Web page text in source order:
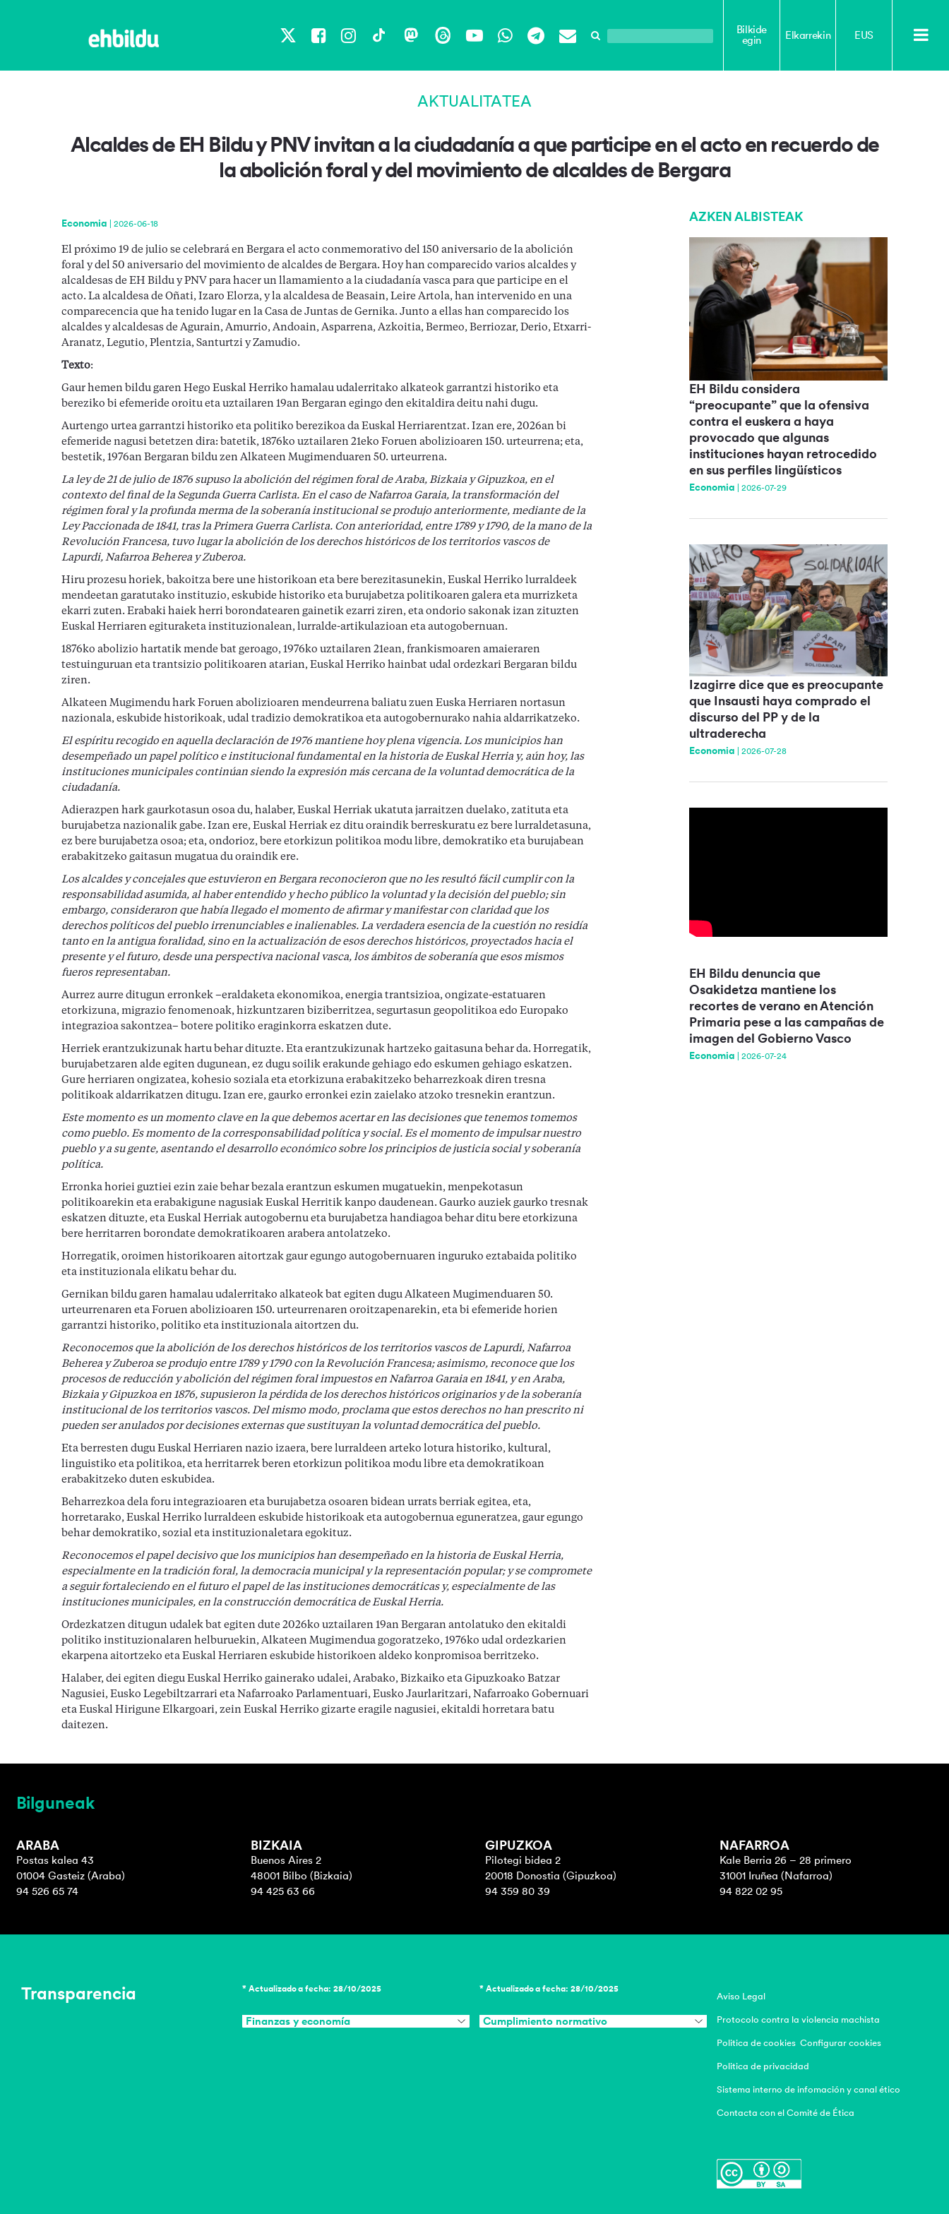
X Facebook
Instagram
TikTokMastodon
ThreadsYouTubeWhatsApp
Telegram
Email
Bilkide
egin
Elkarrekin EUS
AKTUALITATEA
Alcaldes de EH Bildu y PNV invitan a la ciudadanía a que participe en el acto en recuerdo de
la abolición foral y del movimiento de alcaldes de Bergara
Economia 2026-06-18
El próximo 19 de julio se celebrará en Bergara el acto conmemorativo del 150 aniversario de la abolición
foral y del 50 aniversario del movimiento de alcaldes de Bergara. Hoy han comparecido varios alcaldes y
alcaldesas de EH Bildu y PNV para hacer un llamamiento a la ciudadanía vasca para que participe en el
acto. La alcaldesa de Oñati, Izaro Elorza, y la alcaldesa de Beasain, Leire Artola, han intervenido en una
comparecencia que ha tenido lugar en la Casa de Juntas de Gernika. Junto a ellas han comparecido los
alcaldes y alcaldesas de Agurain, Amurrio, Andoain, Asparrena, Azkoitia, Bermeo, Berriozar, Derio, Etxarri-
Aranatz, Legutio, Plentzia, Santurtzi y Zamudio.
Texto:
Gaur hemen bildu garen Hego Euskal Herriko hamalau udalerritako alkateok garrantzi historiko eta
bereziko bi efemeride oroitu eta uztailaren 19an Bergaran egingo den ekitaldira deitu nahi dugu.
Aurtengo urtea garrantzi historiko eta politiko berezikoa da Euskal Herriarentzat. Izan ere, 2026an bi
efemeride nagusi betetzen dira: batetik, 1876ko uztailaren 21eko Foruen abolizioaren 150. urteurrena; eta,
bestetik, 1976an Bergaran bildu zen Alkateen Mugimenduaren 50. urteurrena.
La ley de 21 de julio de 1876 supuso la abolición del régimen foral de Araba, Bizkaia y Gipuzkoa, en el
contexto del final de la Segunda Guerra Carlista. En el caso de Nafarroa Garaia, la transformación del
régimen foral y la profunda merma de la soberanía institucional se produjo anteriormente, mediante de la
Ley Paccionada de 1841, tras la Primera Guerra Carlista. Con anterioridad, entre 1789 y 1790, de la mano de la
Revolución Francesa, tuvo lugar la abolición de los derechos históricos de los territorios vascos de
Lapurdi, Nafarroa Beherea y Zuberoa.
Hiru prozesu horiek, bakoitza bere une historikoan eta bere berezitasunekin, Euskal Herriko lurraldeek
mendeetan garatutako instituzio, eskubide historiko eta burujabetza politikoaren galera eta murrizketa
ekarri zuten. Erabaki haiek herri borondatearen gainetik ezarri ziren, eta ondorio sakonak izan zituzten
Euskal Herriaren egituraketa instituzionalean, lurralde-artikulazioan eta autogobernuan.
1876ko abolizio hartatik mende bat geroago, 1976ko uztailaren 21ean, frankismoaren amaieraren
testuinguruan eta trantsizio politikoaren atarian, Euskal Herriko hainbat udal ordezkari Bergaran bildu
ziren.
Alkateen Mugimendu hark Foruen abolizioaren mendeurrena baliatu zuen Euska Herriaren nortasun
nazionala, eskubide historikoak, udal tradizio demokratikoa eta autogobernurako nahia aldarrikatzeko.
El espíritu recogido en aquella declaración de 1976 mantiene hoy plena vigencia. Los municipios han
desempeñado un papel político e institucional fundamental en la historia de Euskal Herria y, aún hoy, las
instituciones municipales continúan siendo la expresión más cercana de la voluntad democrática de la
ciudadanía.
Adierazpen hark gaurkotasun osoa du, halaber, Euskal Herriak ukatuta jarraitzen duelako, zatituta eta
burujabetza nazionalik gabe. Izan ere, Euskal Herriak ez ditu oraindik berreskuratu ez bere lurraldetasuna,
ez bere burujabetza osoa; eta, ondorioz, bere etorkizun politikoa modu libre, demokratiko eta burujabean
erabakitzeko gaitasun mugatua du oraindik ere.
Los alcaldes y concejales que estuvieron en Bergara reconocieron que no les resultó fácil cumplir con la
responsabilidad asumida, al haber entendido y hecho público la voluntad y la decisión del pueblo; sin
embargo, consideraron que había llegado el momento de afirmar y manifestar con claridad que los
derechos políticos del pueblo irrenunciables e inalienables. La verdadera esencia de la cuestión no residía
tanto en la antigua foralidad, sino en la actualización de esos derechos históricos, proyectados hacia el
presente y el futuro, desde una perspectiva nacional vasca, los ámbitos de soberanía que esos mismos
fueros representaban.
Aurrez aurre ditugun erronkek –eraldaketa ekonomikoa, energia trantsizioa, ongizate-estatuaren
etorkizuna, migrazio fenomenoak, hizkuntzaren biziberritzea, segurtasun geopolitikoa edo Europako
integrazioa sakontzea– botere politiko eraginkorra eskatzen dute.
Herriek erantzukizunak hartu behar dituzte. Eta erantzukizunak hartzeko gaitasuna behar da. Horregatik,
burujabetzaren alde egiten dugunean, ez dugu soilik erakunde gehiago edo eskumen gehiago eskatzen.
Gure herriaren ongizatea, kohesio soziala eta etorkizuna erabakitzeko beharrezkoak diren tresna
politikoak aldarrikatzen ditugu. Izan ere, gaurko erronkei ezin zaielako atzoko tresnekin erantzun.
Este momento es un momento clave en la que debemos acertar en las decisiones que tenemos tomemos
como pueblo. Es momento de la corresponsabilidad política y social. Es el momento de impulsar nuestro
pueblo y a su gente, asentando el desarrollo económico sobre los principios de justicia social y soberanía
política.
Erronka horiei guztiei ezin zaie behar bezala erantzun eskumen mugatuekin, menpekotasun
politikoarekin eta erabakigune nagusiak Euskal Herritik kanpo daudenean. Gaurko auziek gaurko tresnak
eskatzen dituzte, eta Euskal Herriak autogobernu eta burujabetza handiagoa behar ditu bere etorkizuna
bere herritarren borondate demokratikoaren arabera antolatzeko.
Horregatik, oroimen historikoaren aitortzak gaur egungo autogobernuaren inguruko eztabaida politiko
eta instituzionala elikatu behar du.
Gernikan bildu garen hamalau udalerritako alkateok bat egiten dugu Alkateen Mugimenduaren 50.
urteurrenaren eta Foruen abolizioaren 150. urteurrenaren oroitzapenarekin, eta bi efemeride horien
garrantzi historiko, politiko eta instituzionala aitortzen du.
Reconocemos que la abolición de los derechos históricos de los territorios vascos de Lapurdi, Nafarroa
Beherea y Zuberoa se produjo entre 1789 y 1790 con la Revolución Francesa; asimismo, reconoce que los
procesos de reducción y abolición del régimen foral impuestos en Nafarroa Garaia en 1841, y en Araba,
Bizkaia y Gipuzkoa en 1876, supusieron la pérdida de los derechos históricos originarios y de la soberanía
institucional de los territorios vascos. Del mismo modo, proclama que estos derechos no han prescrito ni
pueden ser anulados por decisiones externas que sustituyan la voluntad democrática del pueblo.
Eta berresten dugu Euskal Herriaren nazio izaera, bere lurraldeen arteko lotura historiko, kultural,
linguistiko eta politikoa, eta herritarrek beren etorkizun politikoa modu libre eta demokratikoan
erabakitzeko duten eskubidea.
Beharrezkoa dela foru integrazioaren eta burujabetza osoaren bidean urrats berriak egitea, eta,
horretarako, Euskal Herriko lurraldeen eskubide historikoak eta autogobernua eguneratzea, gaur egungo
behar demokratiko, sozial eta instituzionaletara egokituz.
Reconocemos el papel decisivo que los municipios han desempeñado en la historia de Euskal Herria,
especialmente en la tradición foral, la democracia municipal y la representación popular; y se compromete
a seguir fortaleciendo en el futuro el papel de las instituciones democráticas y, especialmente de las
instituciones municipales, en la construcción democrática de Euskal Herria.
Ordezkatzen ditugun udalek bat egiten dute 2026ko uztailaren 19an Bergaran antolatuko den ekitaldi
politiko instituzionalaren helburuekin, Alkateen Mugimendua gogoratzeko, 1976ko udal ordezkarien
ekarpena aitortzeko eta Euskal Herriaren eskubide historikoen aldeko konpromisoa berritzeko.
Halaber, dei egiten diegu Euskal Herriko gainerako udalei, Arabako, Bizkaiko eta Gipuzkoako Batzar
Nagusiei, Eusko Legebiltzarrari eta Nafarroako Parlamentuari, Eusko Jaurlaritzari, Nafarroako Gobernuari
eta Euskal Hirigune Elkargoari, zein Euskal Herriko gizarte eragile nagusiei, ekitaldi horretara batu
daitezen.
AZKEN ALBISTEAK
EH Bildu considera
“preocupante” que la ofensiva
contra el euskera a haya
provocado que algunas
instituciones hayan retrocedido
en sus perfiles lingüísticos
Economia 2026-07-29
Izagirre dice que es preocupante
que Insausti haya comprado el
discurso del PP y de la
ultraderecha
Economia 2026-07-28
EH Bildu denuncia que
Osakidetza mantiene los
recortes de verano en Atención
Primaria pese a las campañas de
imagen del Gobierno Vasco
Economia 2026-07-24
Bilguneak
ARABA
Postas kalea 43
01004 Gasteiz (Araba)
94 526 65 74
BIZKAIA
Buenos Aires 2
48001 Bilbo (Bizkaia)
94 425 63 66
GIPUZKOA
Pilotegi bidea 2
20018 Donostia (Gipuzkoa)
94 359 80 39
NAFARROA
Kale Berria 26 – 28 primero
31001 Iruñea (Nafarroa)
94 822 02 95
Transparencia * Actualizado a fecha: 28/10/2025
Finanzas y economía
* Actualizado a fecha: 28/10/2025
Cumplimiento normativo
Aviso Legal
Protocolo contra la violencia machista
Politica de cookies Configurar cookies
Politica de privacidad
Sistema interno de infomación y canal ético
Contacta con el Comité de Ética